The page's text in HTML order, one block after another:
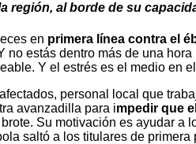
región, al borde de su
en primera línea contra el
estás dentro más de una
Y el estrés es el medio en
personal local que
avanzadilla para impedir que
Su motivación es ayudar a
saltó a los titulares de primera